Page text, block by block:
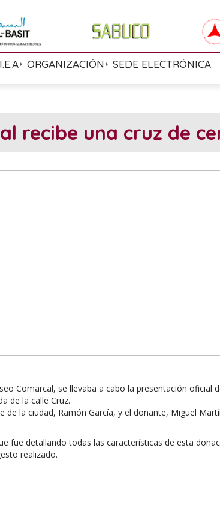
I.E.A ORGANIZACIÓN SEDE ELECTRÓNICA
recibe una cruz de
Comarcal, se llevaba a cabo la presentación
de la calle Cruz.
de la ciudad, Ramón García, y el donante, Miguel
fue detallando todas las características de esta
realizado.